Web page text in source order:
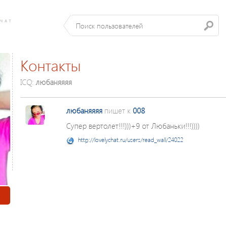
Контакты
ICQ: любаняяяя
любаняяяя пишет к 008
Супер вертолет!!!)))+9 от Любаньки!!!))))
http://lovelychat.ru/users/read_wall/24022